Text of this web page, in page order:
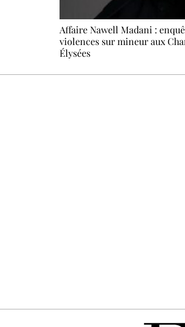
Affaire Nawell Madani :
violences sur mineur aux
Élysées